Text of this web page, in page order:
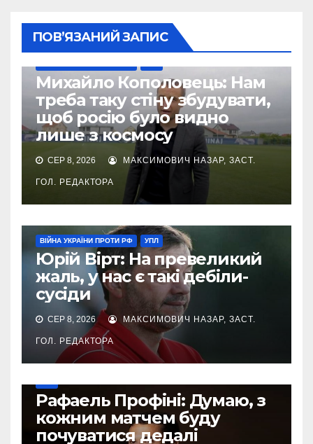
ПОВ’ЯЗАНИЙ ЗАПИС
Михайло Кополовець: Нам
треба таку стіну збудувати,
щоб росію було видно
лише з космосу
СЕР 8, 2026 МАКСИМОВИЧ НАЗАР, ЗАСТ.
ГОЛ. РЕДАКТОРА
ВІЙНА УКРАЇНИ ПРОТИ РФ УПЛ
Юрій Вірт: На превеликий
жаль, у нас є такі дебіли-
сусіди
СЕР 8, 2026 МАКСИМОВИЧ НАЗАР, ЗАСТ.
ГОЛ. РЕДАКТОРА
Рафаель Профіні: Думаю, з
кожним матчем буду
почуватися дедалі